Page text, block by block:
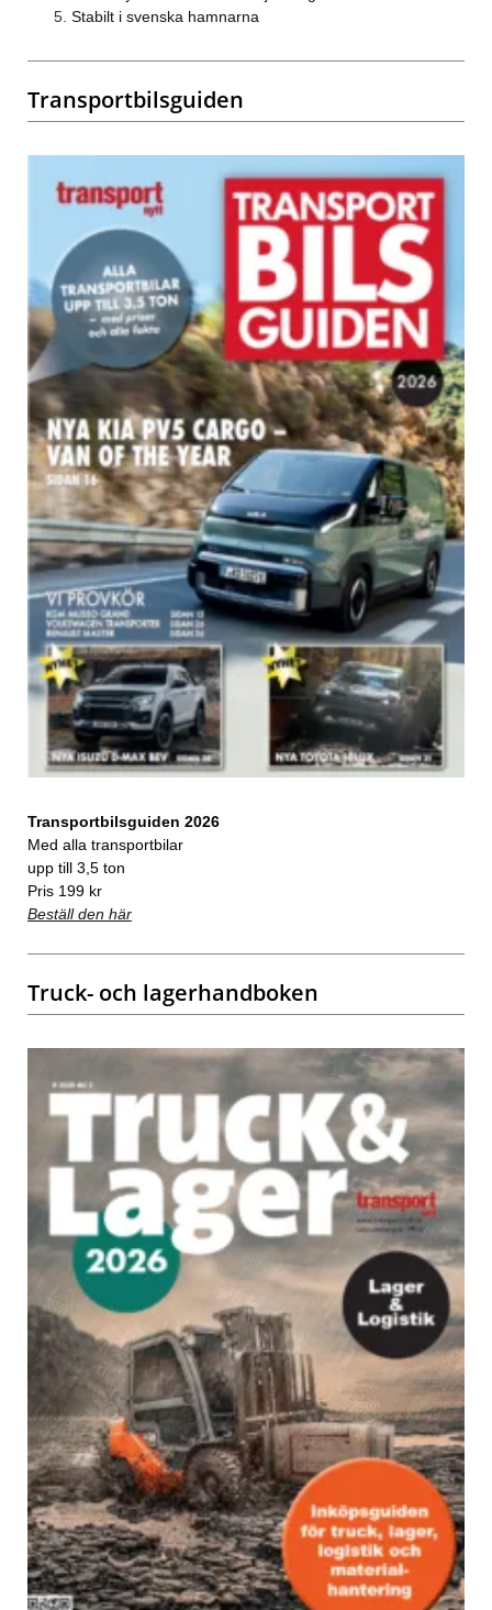
Stabilt i svenska hamnarna
Transportbilsguiden
Transportbilsguiden 2026
Med alla transportbilar
upp till 3,5 ton
Pris 199 kr
Beställ den här
Truck- och lagerhandboken